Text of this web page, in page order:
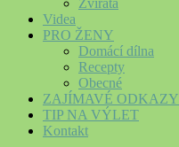
Videa
PRO ŽENY
Domácí dílna
Recepty
Obecné
ZAJÍMAVÉ ODKAZY
TIP NA VÝLET
Kontakt